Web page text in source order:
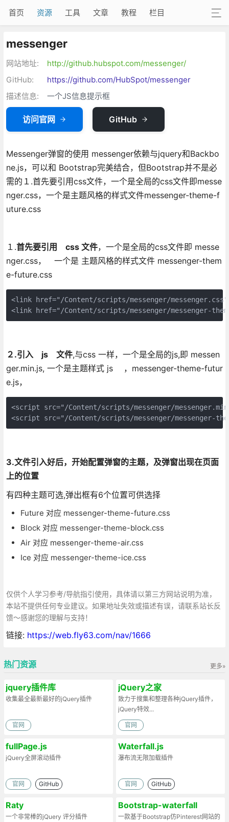
首页 资源 工具 文章 教程 栏目
messenger
网站地址:
http://github.hubspot.com/messenger/
GitHub:
https://github.com/HubSpot/messenger
描述信息:
一个JS信息提示框
访问官网 GitHub
Messenger弹窗的使用 messenger依赖与jquery和Backbo
ne.js，可以和 Bootstrap完美结合，但Bootstrap并不是必
需的１.首先要引用css文件，一个是全局的css文件即messe
nger.css，一个是主题风格的样式文件messenger-theme-f
uture.css
１.首先要引用 css 文件，一个是全局的css文件即 messe
nger.css， 一个是 主题风格的样式文件 messenger-them
e-future.css
<link href="/Content/scripts/messenger/
<link href="/Content/scripts/messenger/messenger-
２.引入 js 文件,与css 一样，一个是全局的js,即 messen
ger.min.js, 一个是主题样式 js ，messenger-theme-futur
e.js，
<script src="/Content/scripts/messenger/
<script src="/Content/scripts/messenger/
3.文件引入好后，开始配置弹窗的主题，及弹窗出现在页面
上的位置
有四种主题可选,弹出框有6个位置可供选择
Future 对应 messenger-theme-future.css
Block 对应 messenger-theme-block.css
Air 对应 messenger-theme-air.css
Ice 对应 messenger-theme-ice.css
仅供个人学习参考/导航指引使用，具体请以第三方网站说明为准，
本站不提供任何专业建议。如果地址失效或描述有误，请联系站长反
馈～感谢您的理解与支持！
链接: https://web.fly63.com/nav/1666
更多»
热门资源
jquery插件库
收集最全最新最好的jQuery插件
官网
jQuery之家
致力于搜集和整理各种jQuery插件，
jQuery特效...
官网
fullPage.js
jQuery全屏滚动插件
官网 GitHub
Waterfall.js
瀑布流无限加载插件
官网 GitHub
Raty
一个非常棒的jQuery 评分插件
Bootstrap-waterfall
一款基于Bootstrap仿Pinterest网站的